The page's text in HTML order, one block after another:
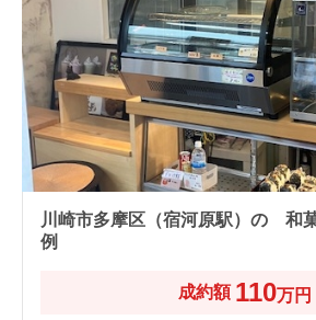
川崎市多摩区（宿河原駅）の 和
例
成約額 110万円